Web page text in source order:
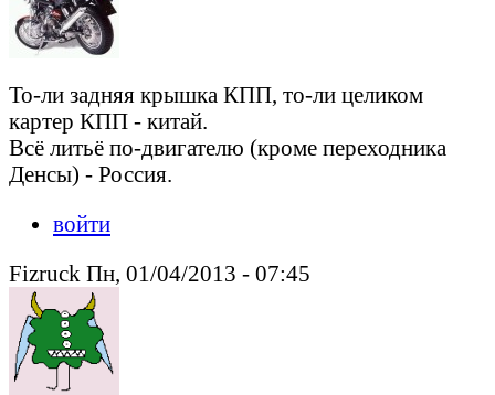
То-ли задняя крышка КПП, то-ли целиком
картер КПП - китай.
Всё литьё по-двигателю (кроме переходника
Денсы) - Россия.
войти
Fizruck Пн, 01/04/2013 - 07:45